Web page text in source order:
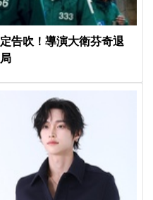
告吹！導演大衛芬奇退